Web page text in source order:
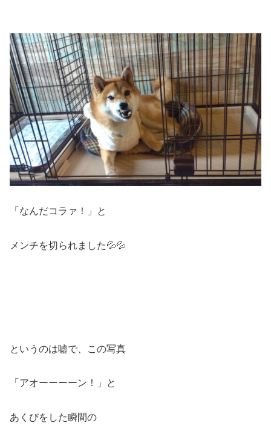
「なんだコラァ！」と
メンチを切られました💦💦
というのは嘘で、この写真
「アオーーーーン！」と
あくびをした瞬間の